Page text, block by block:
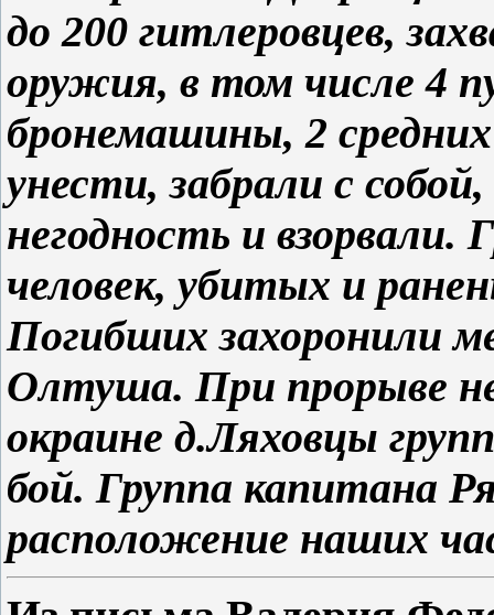
до 200 гитлеровцев,
оружия, в том числе 4
бронемашины, 2
унести, забрали с
негодность и взорвали.
человек, убитых и
Погибших захоронили
Олтуша. При прорыве
окраине д.Ляховцы
бой. Группа капитана
расположение наших